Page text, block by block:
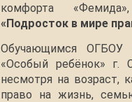
комфорта
«Подросток в мире
Обучающимся ОГБОУ
«Особый ребёнок» г.
несмотря на возраст,
право на жизнь,